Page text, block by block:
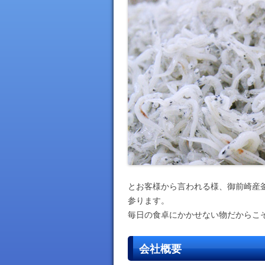
とお客様から言われる様、御前崎
参ります。
毎日の食卓にかかせない物だから
会社概要